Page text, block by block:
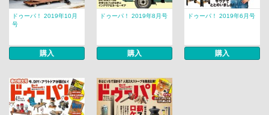
ドゥーパ！ 2019年10月
号
購入
ドゥーパ！ 2019年8月号
購入
ドゥーパ！ 2019年6月号
購入